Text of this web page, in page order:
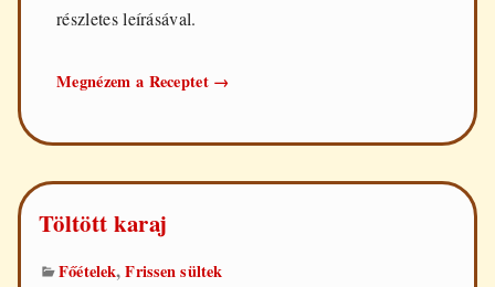
részletes leírásával.
Megnézem a Receptet Töltött
→
Töltött karaj
Főételek,Frissen sültek